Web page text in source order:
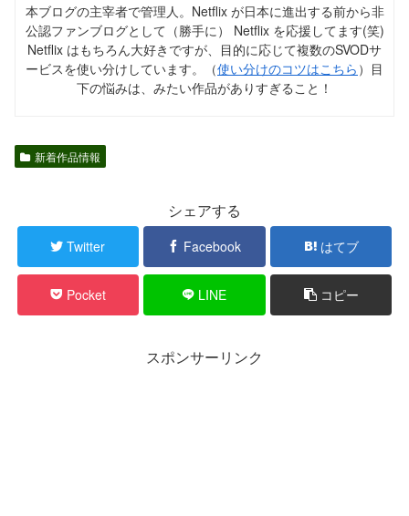
本ブログの主宰者で管理人。Netflix が日本に進出する前から非
公認ファンブログとして（勝手に） Netflix を応援してます(笑)
Netflix はもちろん大好きですが、目的に応じて複数のSVODサ
ービスを使い分けしています。（使い分けのコツはこちら ）目
下の悩みは、みたい作品がありすぎること！
新着作品情報
シェアする
Twitter Facebook はてブ
Pocket LINE コピー
スポンサーリンク